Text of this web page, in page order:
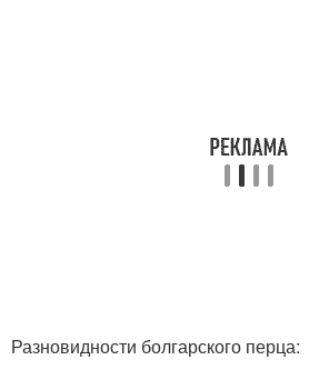
Разновидности болгарского перца: